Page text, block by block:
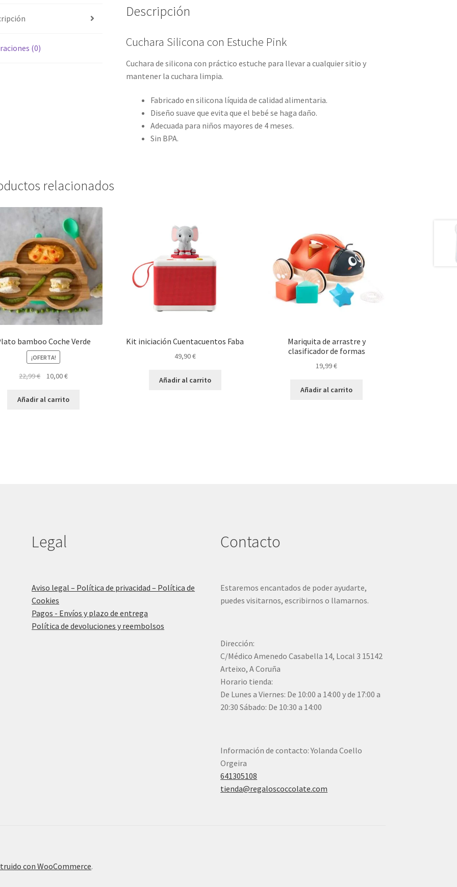
(0)
Descripción
Cuchara Silicona con Estuche Pink
Cuchara de silicona con práctico estuche para llevar a cualquier sitio y
mantener la cuchara limpia.
Fabricado en silicona líquida de calidad alimentaria.
Diseño suave que evita que el bebé se haga daño.
Adecuada para niños mayores de 4 meses.
Sin BPA.
relacionados
bamboo Coche Verde
¡OFERTA!
22,99€
original
10,00€El
actual
Añadir al carrito
Kit iniciación Cuentacuentos Faba
49,90€
Añadir al carrito
Mariquita de arrastre y
clasificador de formas
19,99€
Añadir al carrito
Legal
Aviso legal – Política de privacidad – Política de
Cookies
Pagos - Envíos y plazo de entrega
Política de devoluciones y reembolsos
Contacto
Estaremos encantados de poder ayudarte,
puedes visitarnos, escribirnos o llamarnos.
Dirección:
C/Médico Amenedo Casabella 14, Local 3 15142
Arteixo, A Coruña
Horario tienda:
De Lunes a Viernes: De 10:00 a 14:00 y de 17:00 a
20:30 Sábado: De 10:30 a 14:00
Información de contacto: Yolanda Coello
Orgeira
641305108
tienda@regaloscoccolate.com
con WooCommerce.